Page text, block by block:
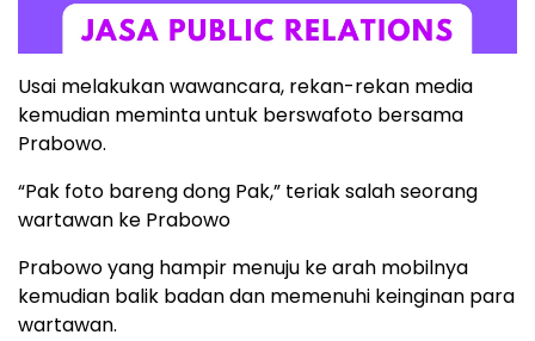
Usai melakukan wawancara, rekan-rekan media
kemudian meminta untuk berswafoto bersama
Prabowo.
“Pak foto bareng dong Pak,” teriak salah seorang
wartawan ke Prabowo
Prabowo yang hampir menuju ke arah mobilnya
kemudian balik badan dan memenuhi keinginan para
wartawan.